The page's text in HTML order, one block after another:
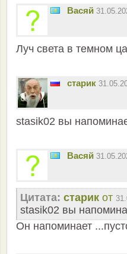
Васяй
Луч света в темном
старик
stasik02 вы
Васяй
Цитата: старик от
stasik02 вы
Он напоминает